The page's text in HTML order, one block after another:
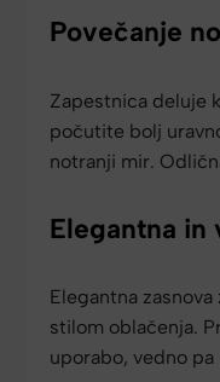
Povečanje
Zapestnica deluje
počutite bolj
notranji mir.
Elegantna in
Elegantna
stilom oblačenja.
uporabo, vedno